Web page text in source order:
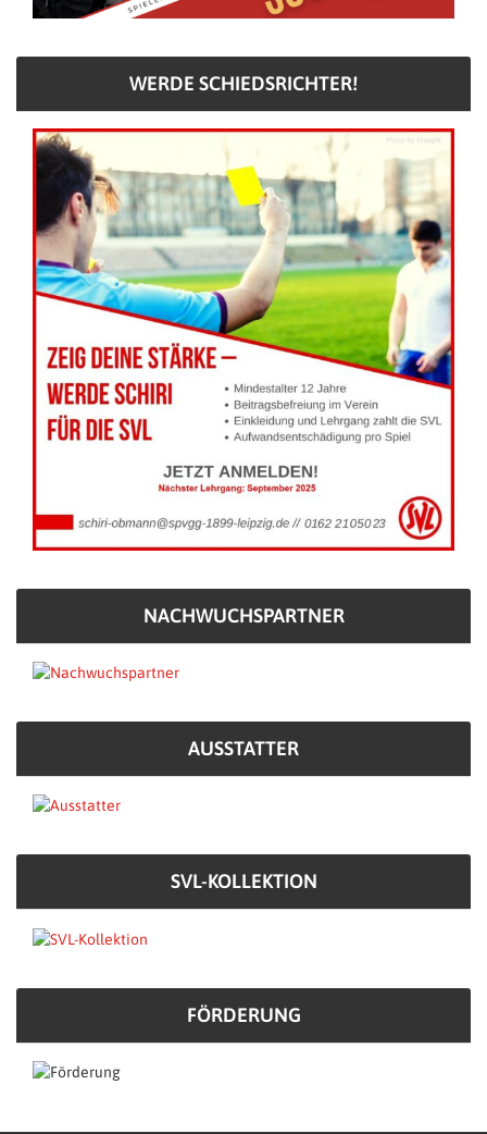
WERDE SCHIEDSRICHTER!
NACHWUCHSPARTNER
AUSSTATTER
SVL-KOLLEKTION
FÖRDERUNG